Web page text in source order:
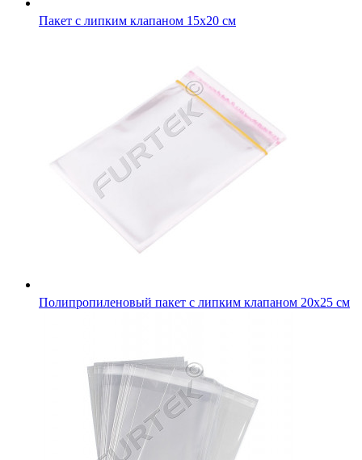
Пакет с липким клапаном 15х20 см
Полипропиленовый пакет с липким клапаном 20х25 см